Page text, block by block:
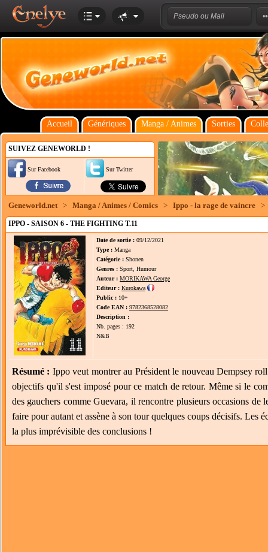
Accueil Génériques Manga / Animes Sorties
SUIVEZ GENEWORLD !
Sur Facebook Sur Twitter
Geneworld.net > Manga / Animes / Comics > Ippo - la rage de vaincre >
IPPO - SAISON 6 - THE FIGHTING T.11
Date de sortie : 09/12/2021
Type : Manga
Catégorie : Shonen
Genres : Sport, Humour
Auteur : MORIKAWA George
Editeur : Kurokawa
Public : 10+
Code EAN : 9782368528082
Description :
Nb. pages : 192
N&B
Résumé : Ippo veut montrer au Président le nouveau Dempsey
objectifs qu'il s'est imposé pour ce match de retour. Même si le
des gauchers comme Guevara, il rencontre plusieurs occasions de
faire pour autant et assène à son tour quelques coups décisifs. Les
la plus imprévisible des conclusions !